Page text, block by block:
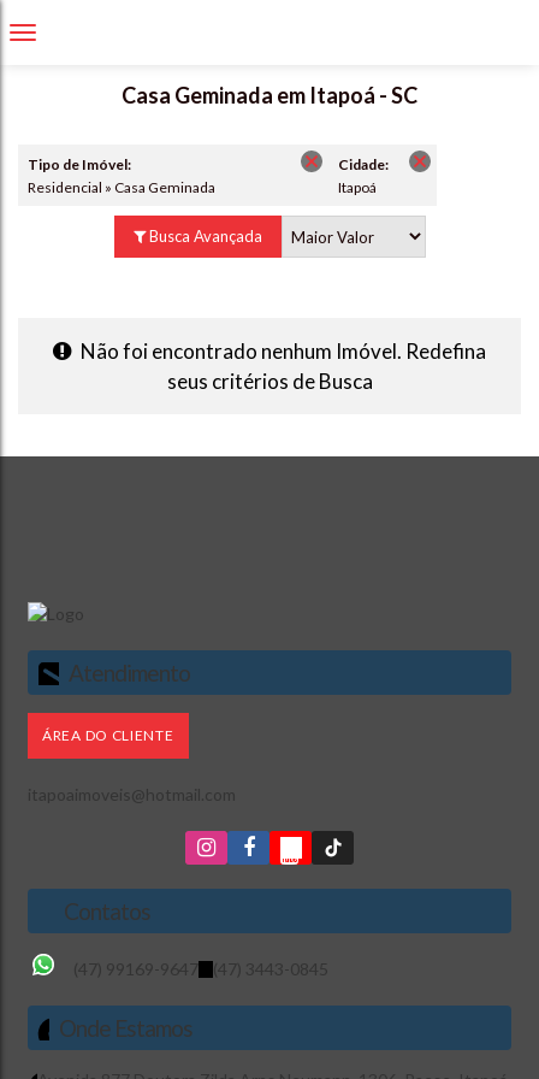
Casa Geminada em Itapoá - SC
Tipo de Imóvel:
Residencial » Casa Geminada
Cidade:
Itapoá
Busca Avançada
Não foi encontrado nenhum Imóvel. Redefina
seus critérios de Busca
Atendimento
ÁREA DO CLIENTE
itapoaimoveis@hotmail.com
Contatos
(47) 99169-9647 (47) 3443-0845
Onde Estamos